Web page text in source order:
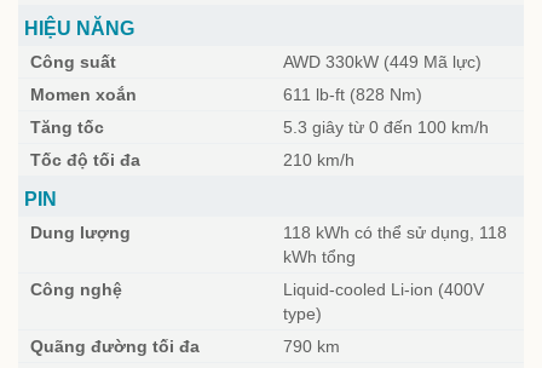
HIỆU NĂNG
Công suất
AWD 330kW (449 Mã lực)
Momen xoắn
611 lb-ft (828 Nm)
Tăng tốc
5.3 giây từ 0 đến 100 km/h
Tốc độ tối đa
210 km/h
PIN
Dung lượng
118 kWh có thể sử dụng, 118
kWh tổng
Công nghệ
Liquid-cooled Li-ion (400V
type)
Quãng đường tối đa
790 km